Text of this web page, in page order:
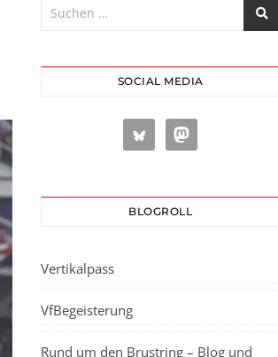
SOCIAL MEDIA
BLOGROLL
Vertikalpass
VfBegeisterung
Rund um den Brustring – Blog und